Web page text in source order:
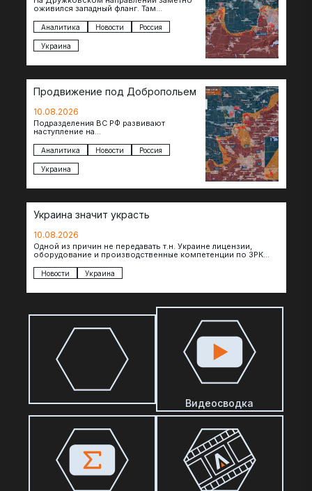
оживился западный фланг. Там
после освобождения Торского
продвинулись вперед и завязали бои за…
Аналитика Новости Россия
Украина
Продвижение под Добропольем
10.08.2026
Подразделения ВС РФ развивают
наступление на
продвигаясь на широком участке фронта.
Достигнуты тактические успехи в районе
Белицкого, где по…
Аналитика Новости Россия
Украина
Украина значит украсть
10.08.2026
Одной из причин не передавать т.н. Украине лицензии,
оборудование и производственные компетенции по ЗРК
Новости Украина
Видеосводка